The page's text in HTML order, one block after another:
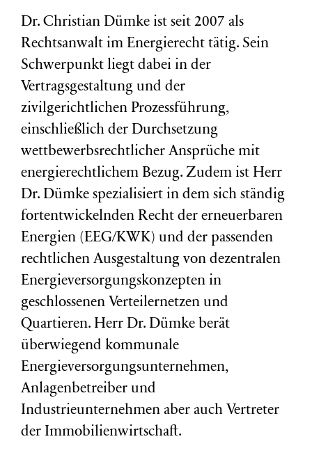
Dr. Christian Dümke ist seit 2007 als
Rechtsanwalt im Energierecht tätig. Sein
Schwerpunkt liegt dabei in der
Vertragsgestaltung und der
zivilgerichtlichen Prozessführung,
einschließlich der Durchsetzung
wettbewerbsrechtlicher Ansprüche mit
energierechtlichem Bezug. Zudem ist Herr
Dr. Dümke spezialisiert in dem sich ständig
fortentwickelnden Recht der erneuerbaren
Energien (EEG/KWK) und der passenden
rechtlichen Ausgestaltung von dezentralen
Energieversorgungskonzepten in
geschlossenen Verteilernetzen und
Quartieren. Herr Dr. Dümke berät
überwiegend kommunale
Energieversorgungsunternehmen,
Anlagenbetreiber und
Industrieunternehmen aber auch Vertreter
der Immobilienwirtschaft.